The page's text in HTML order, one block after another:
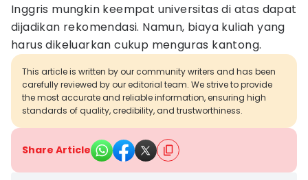
Inggris mungkin keempat universitas di atas dapat
dijadikan rekomendasi. Namun, biaya kuliah yang
harus dikeluarkan cukup menguras kantong.
This article is written by our community writers and has been
carefully reviewed by our editorial team. We strive to provide
the most accurate and reliable information, ensuring high
standards of quality, credibility, and trustworthiness.
Share Article